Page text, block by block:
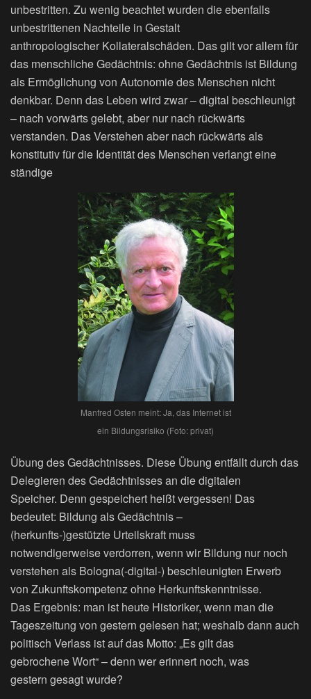
unbestritten. Zu wenig beachtet wurden die ebenfalls
unbestrittenen Nachteile in Gestalt
anthropologischer Kollateralschäden. Das gilt vor allem für
das menschliche Gedächtnis: ohne Gedächtnis ist Bildung
als Ermöglichung von Autonomie des Menschen nicht
denkbar. Denn das Leben wird zwar – digital beschleunigt
– nach vorwärts gelebt, aber nur nach rückwärts
verstanden. Das Verstehen aber nach rückwärts als
konstitutiv für die Identität des Menschen verlangt eine
ständige
Manfred Osten meint: Ja, das Internet ist
ein Bildungsrisiko (Foto: privat)
Übung des Gedächtnisses. Diese Übung entfällt durch das
Delegieren des Gedächtnisses an die digitalen
Speicher. Denn gespeichert heißt vergessen! Das
bedeutet: Bildung als Gedächtnis –
(herkunfts-)gestützte Urteilskraft muss
notwendigerweise verdorren, wenn wir Bildung nur noch
verstehen als Bologna(-digital-) beschleunigten Erwerb
von Zukunftskompetenz ohne Herkunftskenntnisse.
Das Ergebnis: man ist heute Historiker, wenn man die
Tageszeitung von gestern gelesen hat; weshalb dann auch
politisch Verlass ist auf das Motto: „Es gilt das
gebrochene Wort“ – denn wer erinnert noch, was
gestern gesagt wurde?